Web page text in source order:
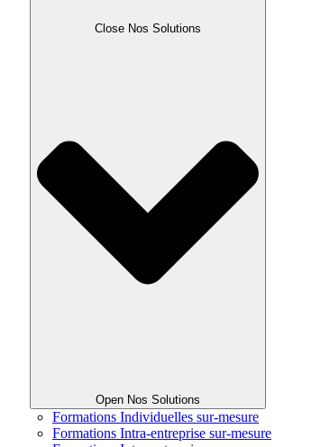
Close Nos Solutions
Open Nos Solutions
Formations Individuelles sur-mesure
Formations Intra-entreprise sur-mesure